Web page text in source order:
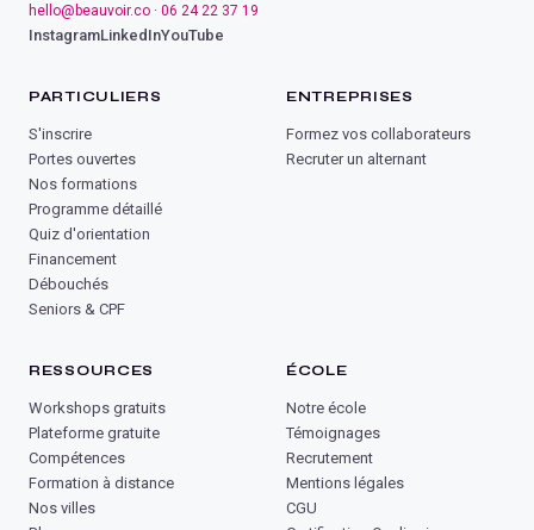
hello@beauvoir.co · 06 24 22 37 19
InstagramLinkedInYouTube
PARTICULIERS
S'inscrire
Portes ouvertes
Nos formations
Programme détaillé
Quiz d'orientation
Financement
Débouchés
Seniors & CPF
ENTREPRISES
Formez vos collaborateurs
Recruter un alternant
RESSOURCES
Workshops gratuits
Plateforme gratuite
Compétences
Formation à distance
Nos villes
ÉCOLE
Notre école
Témoignages
Recrutement
Mentions légales
CGU